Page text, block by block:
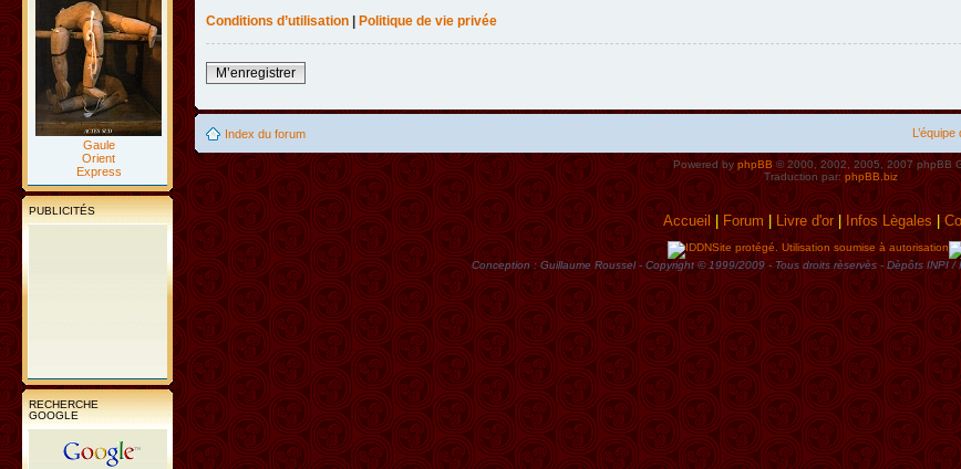
Gaule
Orient
Express
PUBLICITÉS
RECHERCHE
GOOGLE
Conditions d’utilisation
Politique de vie privée
M’enregistrer
Index du forum
Powered byphpBB© 2000, 2002, 2005, 2007 phpBB
Traduction par:phpBB.biz
Accueil|Forum|Livre d'or|Infos Lègales|
Site protégé. Utilisation soumise à autorisation
Conception : Guillaume Roussel - Copyright © 1999/2009 - Tous droits rèservès - Dèpôts INPI